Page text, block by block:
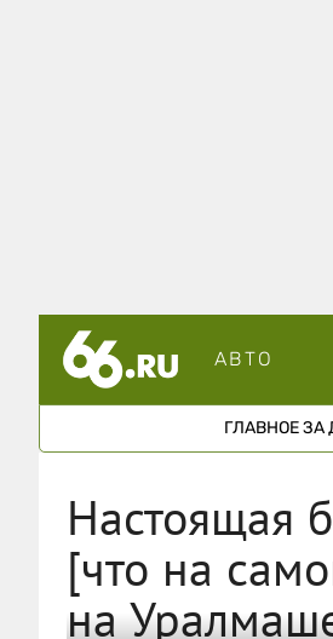
АВТО
ГЛАВНОЕ ЗА
Настоящая
[что на
на